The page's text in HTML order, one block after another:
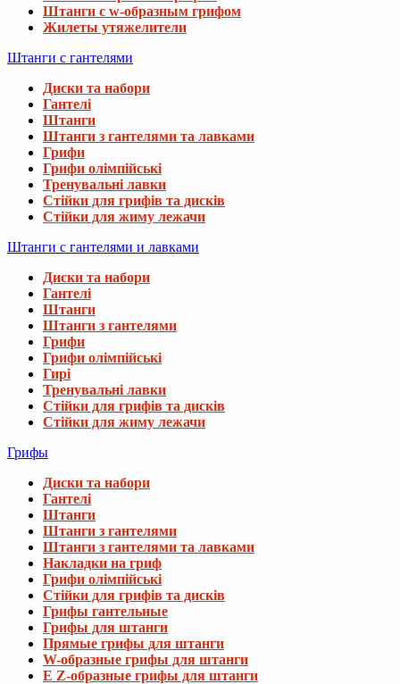
Штанги с w-образным грифом
Жилеты утяжелители
Штанги с гантелями
Диски та набори
Гантелі
Штанги
Штанги з гантелями та лавками
Грифи
Грифи олімпійські
Тренувальні лавки
Стійки для грифів та дисків
Стійки для жиму лежачи
Штанги с гантелями и лавками
Диски та набори
Гантелі
Штанги
Штанги з гантелями
Грифи
Грифи олімпійські
Гирі
Тренувальні лавки
Стійки для грифів та дисків
Стійки для жиму лежачи
Грифы
Диски та набори
Гантелі
Штанги
Штанги з гантелями
Штанги з гантелями та лавками
Накладки на гриф
Грифи олімпійські
Стійки для грифів та дисків
Грифы гантельные
Грифы для штанги
Прямые грифы для штанги
W-образные грифы для штанги
E Z-образные грифы для штанги